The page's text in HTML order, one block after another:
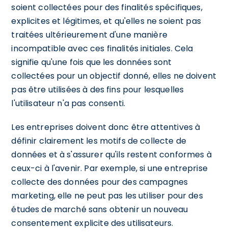
soient collectées pour des finalités spécifiques,
explicites et légitimes, et qu'elles ne soient pas
traitées ultérieurement d'une manière
incompatible avec ces finalités initiales. Cela
signifie qu'une fois que les données sont
collectées pour un objectif donné, elles ne doivent
pas être utilisées à des fins pour lesquelles
l'utilisateur n'a pas consenti.
Les entreprises doivent donc être attentives à
définir clairement les motifs de collecte de
données et à s'assurer qu'ils restent conformes à
ceux-ci à l'avenir. Par exemple, si une entreprise
collecte des données pour des campagnes
marketing, elle ne peut pas les utiliser pour des
études de marché sans obtenir un nouveau
consentement explicite des utilisateurs.